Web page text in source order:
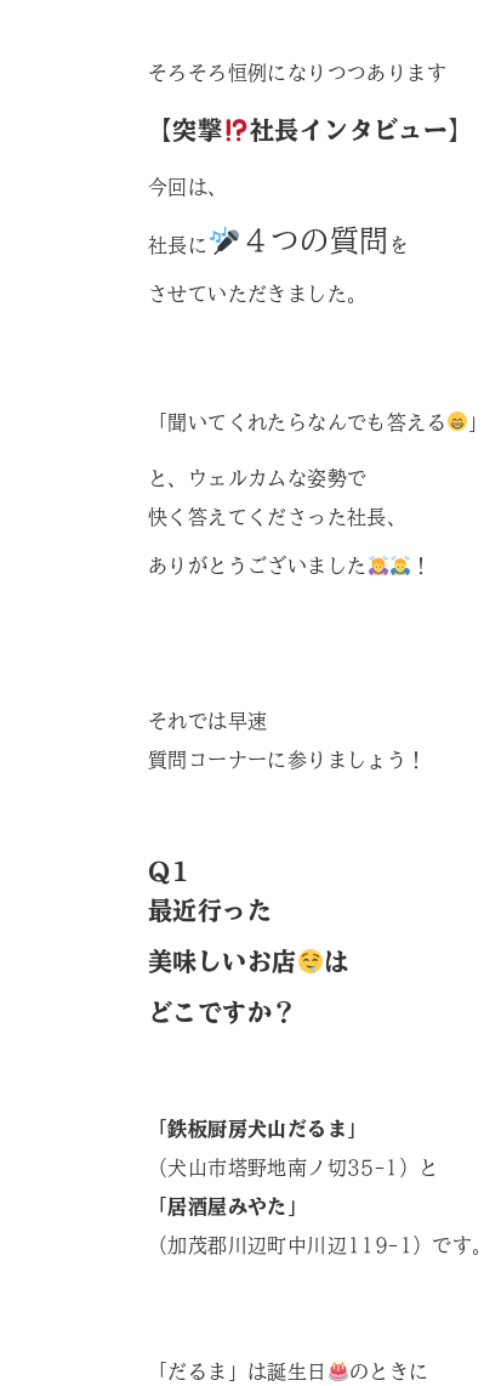
そろそろ恒例になりつつあります
【突撃 社長インタビュー】
今回は、
社長に ４つの質問 を
させていただきました。
「聞いてくれたらなんでも答える 」
と、ウェルカムな姿勢で
快く答えてくださった社長、
ありがとうございました ！
それでは早速
質問コーナーに参りましょう！
Q1
最近行った
美味しいお店 は
どこですか？
「鉄板厨房犬山だるま」
（犬山市塔野地南ノ切35-1）と
「居酒屋みやた」
（加茂郡川辺町中川辺119-1）です。
「だるま」は誕生日 のときに